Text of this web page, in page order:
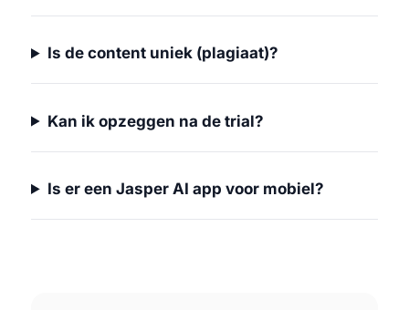
Is de content uniek (plagiaat)?
Kan ik opzeggen na de trial?
Is er een Jasper AI app voor mobiel?